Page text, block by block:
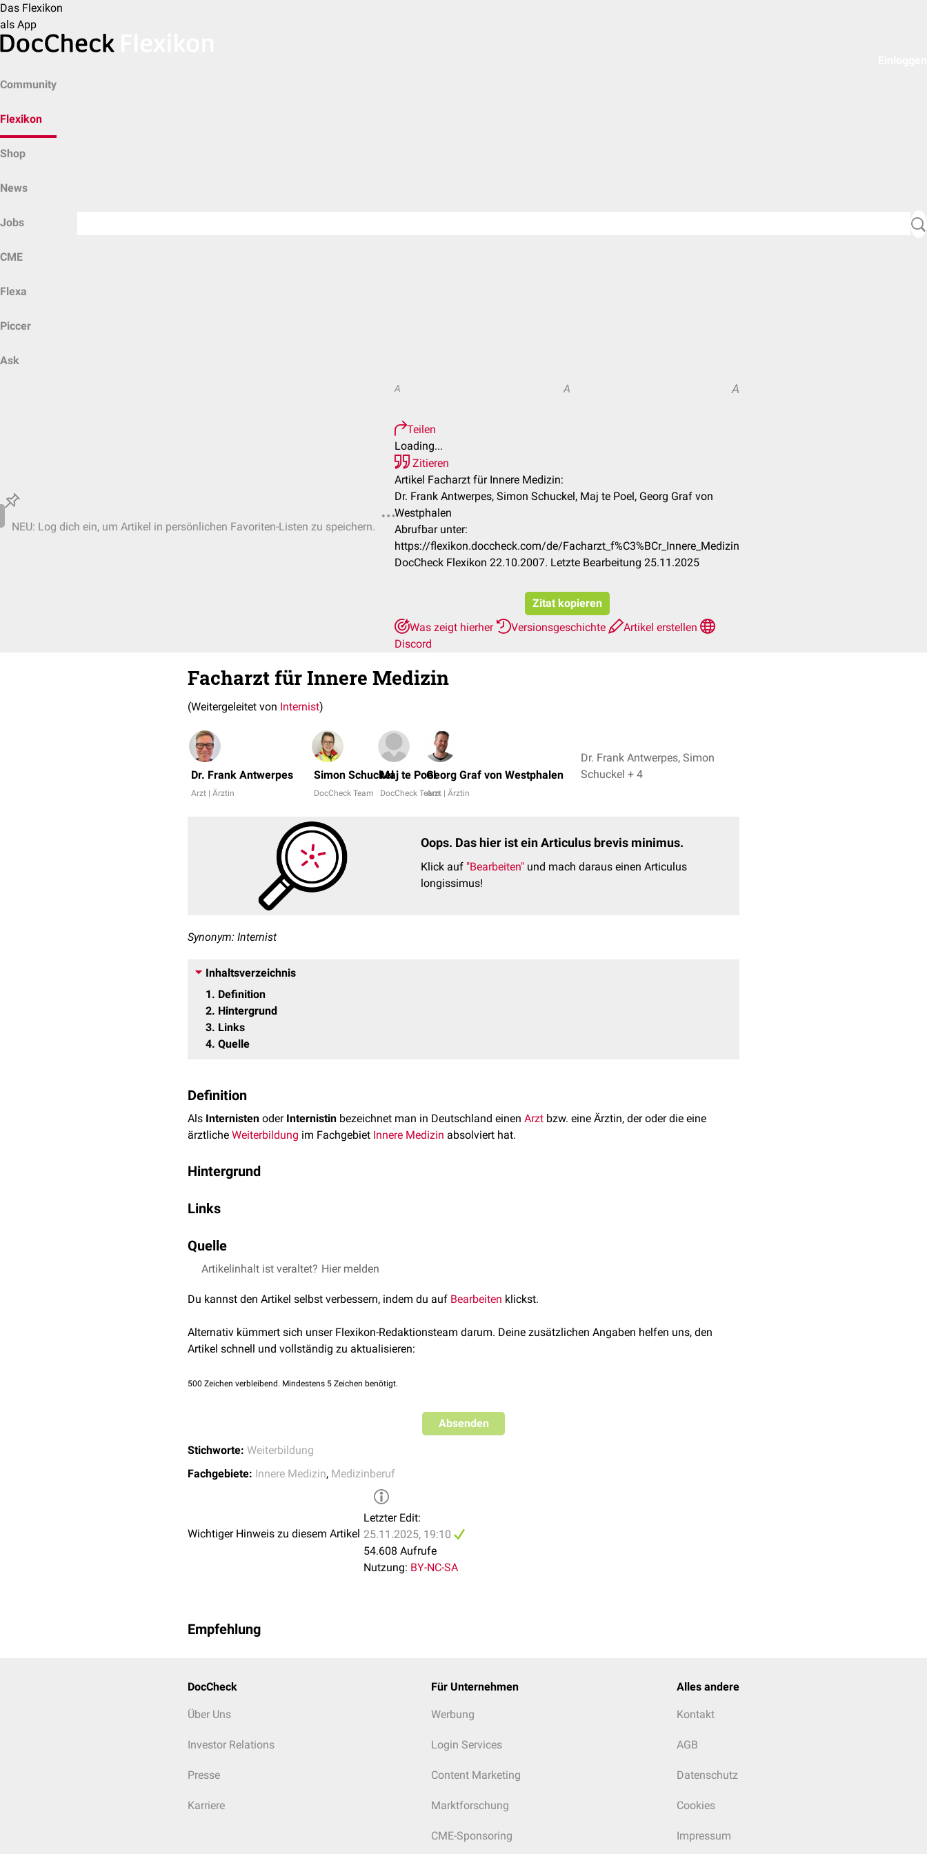
Das Flexikon
als App
Community
Flexikon
Shop
News
Jobs
CME
Flexa
Piccer
Ask
NEU: Log dich ein, um Artikel in persönlichen Favoriten-Listen zu speichern.
A A A
Teilen
Loading...
Zitieren
Artikel Facharzt für Innere Medizin:
Dr. Frank Antwerpes, Simon Schuckel, Maj te Poel, Georg Graf von
Westphalen
Abrufbar unter:
https://flexikon.doccheck.com/de/Facharzt_f%C3%BCr_Innere_Medizin
DocCheck Flexikon 22.10.2007. Letzte Bearbeitung 25.11.2025
Zitat kopieren
Was zeigt hierher
Versionsgeschichte
Artikel erstellen
Discord
Facharzt für Innere Medizin
(Weitergeleitet von Internist)
Dr. Frank Antwerpes
Arzt | Ärztin
Simon Schuckel
DocCheck Team
Maj te Poel
DocCheck Team
Georg Graf von Westphalen
Arzt | Ärztin
Dr. Frank Antwerpes, Simon
Schuckel + 4
Oops. Das hier ist ein Articulus brevis minimus.
Klick auf "Bearbeiten" und mach daraus einen Articulus
longissimus!
Synonym: Internist
Inhaltsverzeichnis
1
Definition
2 Hintergrund
3 Links
4 Quelle
Definition
Als Internisten oder Internistin bezeichnet man in Deutschland einen Arzt bzw. eine Ärztin, der oder die eine
ärztliche Weiterbildung im Fachgebiet Innere Medizin absolviert hat.
Hintergrund
muss ein Internist eine Weiterbildung in einer
Bundesärztekammer umfasst die Facharztausbildung:
60 Monate im Gebiet Innere Medizin, davon
Medizin, davon
6 Monate in der Notaufnahme
6 Monate in derIntensivmedizin
"Es gibt nichts schöneres, als Arzt zu sein. Noch schöner aber ist es, Internist zu sein"
Links
Quelle
↑ MWBO der Bundesärztekammer (2021)
Artikelinhalt ist veraltet? Hier melden
Du kannst den Artikel selbst verbessern, indem du auf Bearbeiten klickst.
Alternativ kümmert sich unser Flexikon-Redaktionsteam darum. Deine zusätzlichen Angaben helfen uns, den
Artikel schnell und vollständig zu aktualisieren:
500 Zeichen verbleibend. Mindestens 5 Zeichen benötigt.
Absenden
Stichworte: Weiterbildung
Fachgebiete: Innere Medizin, Medizinberuf
Wichtiger Hinweis zu diesem Artikel
Letzter Edit:
25.11.2025, 19:10
54.608 Aufrufe
Nutzung: BY-NC-SA
Empfehlung
DocCheck
Über Uns
Investor Relations
Presse
Karriere
Für Unternehmen
Werbung
Login Services
Content Marketing
Marktforschung
CME-Sponsoring
Alles andere
Kontakt
AGB
Datenschutz
Cookies
Impressum